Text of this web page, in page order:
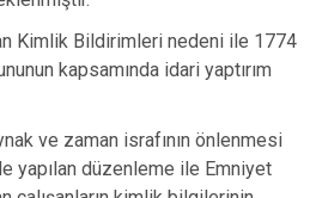
Kimlik Bildirimleri nedeni ile 1774
kapsamında idari yaptırım
ve zaman israfının önlenmesi
yapılan düzenleme ile Emniyet